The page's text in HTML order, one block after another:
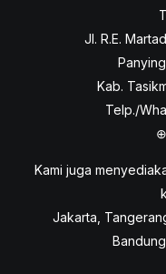
Jl. R.E.
Kab.
Telp./
⊕
Kami juga
Jakarta,